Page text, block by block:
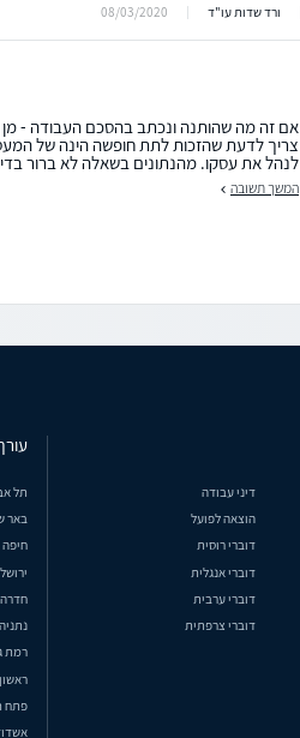
ורד שדות עו"ד 08/03/2020
אם זה מה שהותנה ונכתב בהסכם העבודה - מן
צריך לדעת שהזכות לתת חופשה הינה של
לנהל את עסקו. מהנתונים בשאלה לא ברור
המשך תשובה
דיני עבודה
הוצאה לפועל
דוברי רוסית
דוברי אנגלית
דוברי ערבית
דוברי צרפתית
תל
באר
חיפה
חדרה
נתניה
רמת
פתח